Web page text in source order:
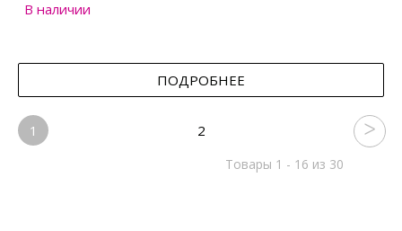
В наличии
ПОДРОБНЕЕ
1 2
Товары 1 - 16 из 30